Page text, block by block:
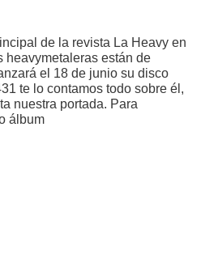
de la revista La Heavy en
heavymetaleras están de
el 18 de junio su disco
te lo contamos todo sobre él,
nuestra portada. Para
álbum